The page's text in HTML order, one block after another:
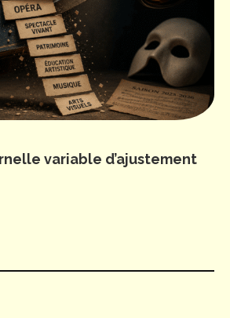
variable d’ajustement